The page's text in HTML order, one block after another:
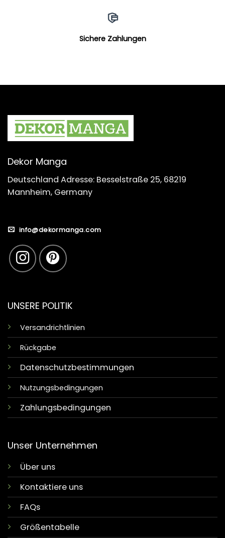
Sichere Zahlungen
Dekor Manga
Deutschland Adresse: Besselstraße 25, 68219
Mannheim, Germany
info@dekormanga.com
UNSERE POLITIK
Versandrichtlinien
Rückgabe
Datenschutzbestimmungen
Nutzungsbedingungen
Zahlungsbedingungen
Unser Unternehmen
Über uns
Kontaktiere uns
FAQs
Größentabelle